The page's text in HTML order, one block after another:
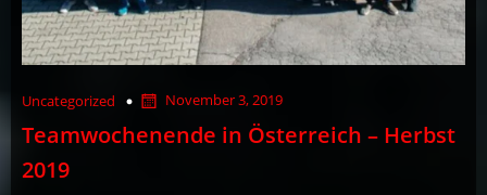
Uncategorized November 3, 2019
Teamwochenende in Österreich – Herbst
2019